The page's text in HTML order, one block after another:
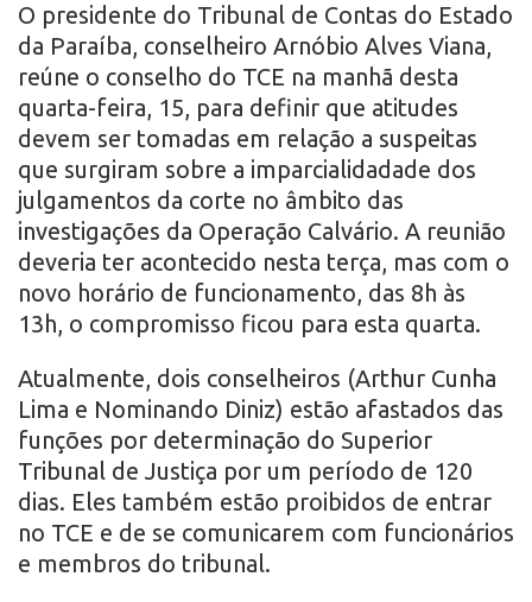
O presidente do Tribunal de Contas do Estado
da Paraíba, conselheiro Arnóbio Alves Viana,
reúne o conselho do TCE na manhã desta
quarta-feira, 15, para definir que atitudes
devem ser tomadas em relação a suspeitas
que surgiram sobre a imparcialidadade dos
julgamentos da corte no âmbito das
investigações da Operação Calvário. A reunião
deveria ter acontecido nesta terça, mas com o
novo horário de funcionamento, das 8h às
13h, o compromisso ficou para esta quarta.
Atualmente, dois conselheiros (Arthur Cunha
Lima e Nominando Diniz) estão afastados das
funções por determinação do Superior
Tribunal de Justiça por um período de 120
dias. Eles também estão proibidos de entrar
no TCE e de se comunicarem com funcionários
e membros do tribunal.